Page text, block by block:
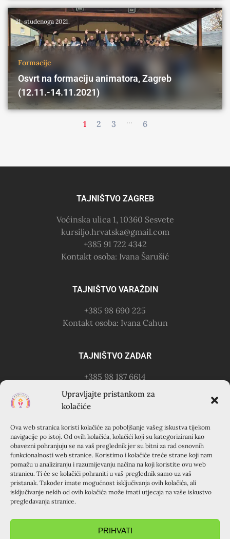
Upravljajte pristankom za
kolačiće
Ova web stranica koristi kolačiće za poboljšanje vašeg iskustva tijekom
navigacije po istoj. Od ovih kolačića, kolačići koji su kategorizirani kao
obavezni pohranjuju se na vaš preglednik jer su bitni za rad osnovnih
funkcionalnosti web stranice. Koristimo i kolačiće treće strane koji nam
pomažu u analiziranju i razumijevanju načina na koji koristite ovu web
stranicu. Ti će se kolačići pohraniti u vaš preglednik samo uz vaš
pristanak. Također imate mogućnost isključivanja ovih kolačića, ali
isključivanje nekih od ovih kolačića može imati utjecaja na vaše iskustvo
pregledavanja stranice.
PRIHVATI
21. studenoga 2021.
Formacije
Osvrt na formaciju animatora, Zagreb
(12.11.-14.11.2021)
1 2 3 ... 6
TAJNIŠTVO ZAGREB
Voćinska ulica 1, 10360 Sesvete
kursiljo.hrvatska@gmail.com
+385 91 722 4342
Kontakt osoba: Ivana Šarušić
TAJNIŠTVO VARAŽDIN
+385 98 690 225
Kontakt osoba: Ivana Cahun
TAJNIŠTVO ZADAR
+385 98 187 6614
Kontakt osoba: Ružica Anušić
– zvati utorkom 18-21h
KURSILJO KRAPANJ
KRAPANJ, kuća EMAUS (Franjevački samostan), 22000
Šibenik, Hrvatska
+385 22 351 830